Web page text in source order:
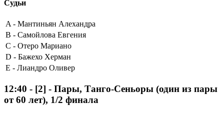
Судьи
A - Мантиньян Алехандра
B - Самойлова Евгения
C - Отеро Мариано
D - Бажехо Херман
E - Лиандро Оливер
12:40 - [2] - Пары, Танго-Сеньоры (один из пары
от 60 лет), 1/2 финала